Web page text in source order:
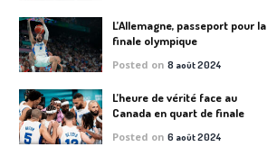
L’Allemagne, passeport pour la
finale olympique
Posted on8 août 2024
L’heure de vérité face au
Canada en quart de finale
Posted on6 août 2024